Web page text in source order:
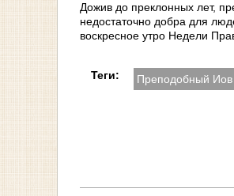
Дожив до преклонных лет,
недостаточно добра для
воскресное утро Недели
Теги: Преподобный Иов